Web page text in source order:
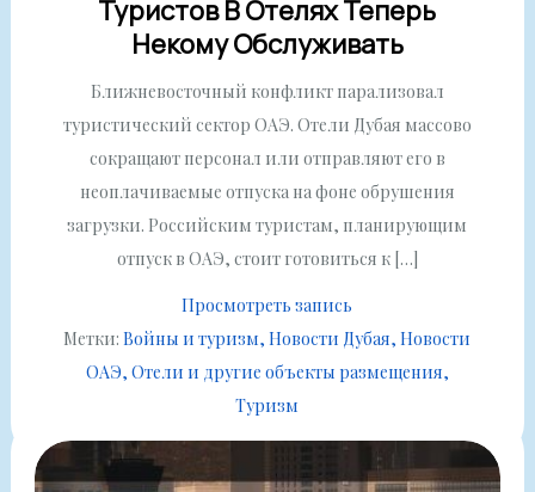
Туристов В Отелях Теперь
Некому Обслуживать
Ближневосточный конфликт парализовал
туристический сектор ОАЭ. Отели Дубая массово
сокращают персонал или отправляют его в
неоплачиваемые отпуска на фоне обрушения
загрузки. Российским туристам, планирующим
отпуск в ОАЭ, стоит готовиться к […]
Просмотреть запись
Метки:Войны и туризм Новости Дубая Новости
ОАЭ Отели и другие объекты размещения
Туризм